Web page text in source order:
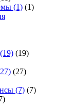
(1) (1)
(19) (19)
(27)
(7) (7)